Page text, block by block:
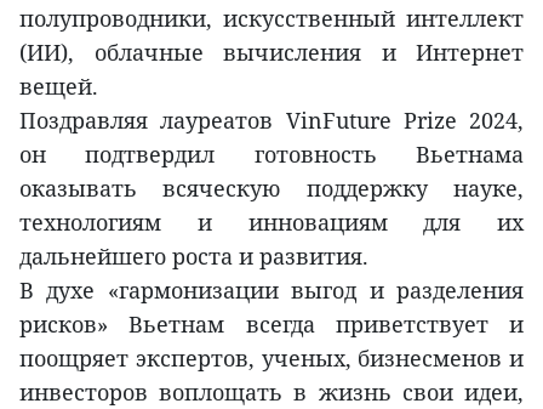
полупроводники, искусственный интеллект
(ИИ), облачные вычисления и Интернет
вещей.
Поздравляя лауреатов VinFuture Prize 2024,
он подтвердил готовность Вьетнама
оказывать всяческую поддержку науке,
технологиям и инновациям для их
дальнейшего роста и развития.
В духе «гармонизации выгод и разделения
рисков» Вьетнам всегда приветствует и
поощряет экспертов, ученых, бизнесменов и
инвесторов воплощать в жизнь свои идеи,